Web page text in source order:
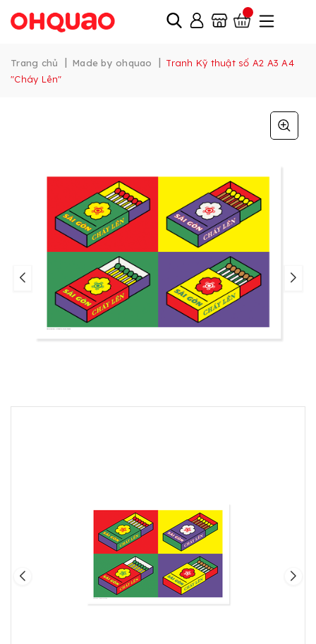
Trang chủ | Made by ohquao | Tranh Kỹ thuật số A2 A3 A4
"Cháy Lên"